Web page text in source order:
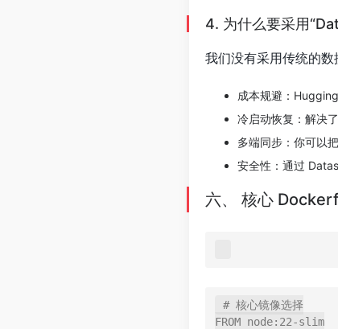
4. 为什么要采用
我们没有采用传统的
成本规避​：
冷启动恢复​：解决
多端同步​：你可以
安全性​：通过
六、 核心
# 核心镜像选择
FROM node:22-slim